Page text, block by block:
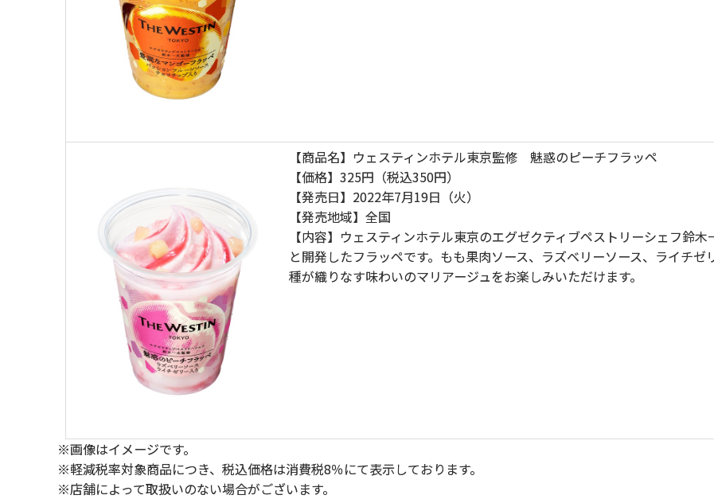
【商品名】ウェスティンホテル東京監修 魅惑のピーチフラッペ
【価格】325円（税込350円）
【発売日】2022年7月19日（火）
【発売地域】全国
【内容】ウェスティンホテル東京のエグゼクティブペストリーシェフ鈴木
と開発したフラッペです。もも果肉ソース、ラズベリーソース、ライチゼ
種が織りなす味わいのマリアージュをお楽しみいただけます。
※画像はイメージです。
※軽減税率対象商品につき、税込価格は消費税8％にて表示しております。
※店舗によって取扱いのない場合がございます。